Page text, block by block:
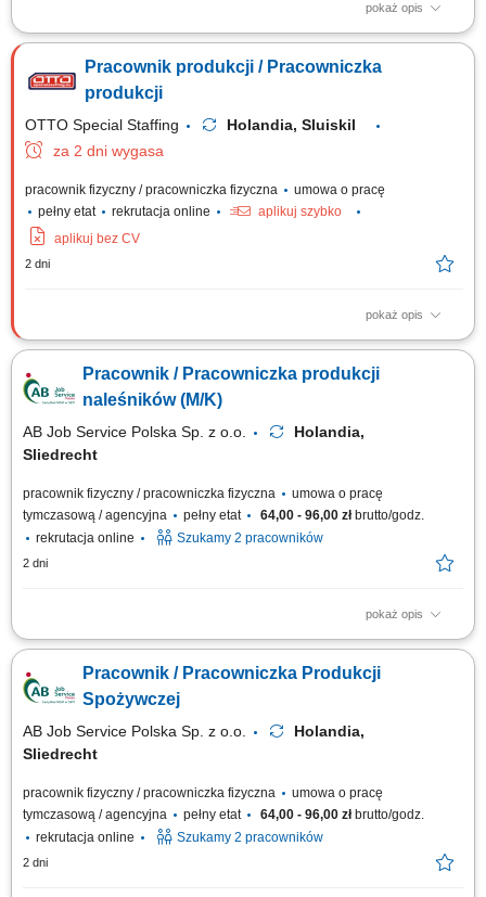
pokaż opis
Czym będziesz się zajmować: Pakowaniem karmy dla zwierząt z
urządzeń pakujących; Weryfikacją jakości pakowanych produktów, wagi
oraz etykiet; Wprowadzaniem danych produkcyjnych do systemu
Pracownik produkcji / Pracowniczka
produkcji
OTTO Special Staffing
Holandia, Sluiskil
za 2 dni wygasa
pracownik fizyczny / pracowniczka fizyczna
umowa o pracę
pełny etat
rekrutacja online
aplikuj szybko
aplikuj bez CV
2 dni
pokaż opis
Zakres obowiązków sortowanie i selekcja różnych rodzajów materiałów
linię produkcyjną, wsparcie procesu odzysku metali i przygotowania
materiału do dalszego przetworzenia, praca przy taśmie produkcyjnej w
Pracownik / Pracowniczka produkcji
naleśników (M/K)
AB Job Service Polska Sp. z o.o.
Holandia,
Sliedrecht
pracownik fizyczny / pracowniczka fizyczna
umowa o pracę
tymczasową / agencyjna
pełny etat 64,00 - 96,00 złbrutto/godz.
rekrutacja online
Szukamy 2 pracowników
2 dni
pokaż opis
Zakres obowiązków będziesz zajmować się pakowaniem produktów oraz
produktów do wysyłki, kontrola jakości, dbanie o porządek na stanowisku
pracy, praca zgodnie z zasadami higieny i bezpieczeństwa, dodatkowy
Pracownik / Pracowniczka Produkcji
Spożywczej
AB Job Service Polska Sp. z o.o.
Holandia,
Sliedrecht
pracownik fizyczny / pracowniczka fizyczna
umowa o pracę
tymczasową / agencyjna
pełny etat 64,00 - 96,00 złbrutto/godz.
rekrutacja online
Szukamy 2 pracowników
2 dni